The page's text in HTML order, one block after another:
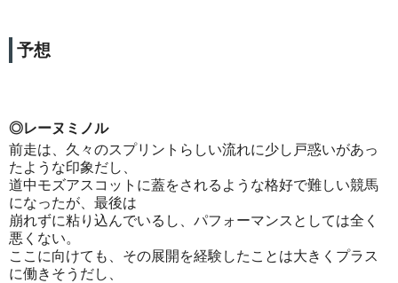
予想
◎レーヌミノル
前走は、久々のスプリントらしい流れに少し戸惑いがあっ
たような印象だし、
道中モズアスコットに蓋をされるような格好で難しい競馬
になったが、最後は
崩れずに粘り込んでいるし、パフォーマンスとしては全く
悪くない。
ここに向けても、その展開を経験したことは大きくプラス
に働きそうだし、